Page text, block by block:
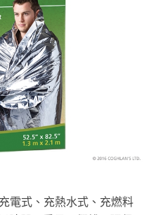
電式、充熱水式、充燃料